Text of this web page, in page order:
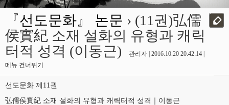
『선도문화』 논문 › (11권)弘儒
侯實紀 소재 설화의 유형과 캐릭
터적 성격 (이동근)
관리자 | 2016.10.20 20:42:14 |
메뉴 건너뛰기
선도문화 제11권
弘儒侯實紀 소재 설화의 유형과 캐릭터적 성격｜이동근